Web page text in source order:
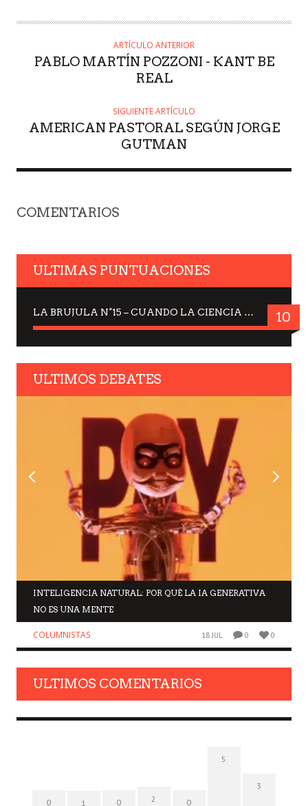
ARTÍCULO ANTERIOR
PABLO MARTÍN POZZONI - KANT BE
REAL
SIGUIENTE ARTÍCULO
AMERICAN PASTORAL SEGÚN JORGE
GUTMAN
COMENTARIOS
ULTIMAS PUNTUACIONES
LA BRUJULA N°15 – CUANDO LA CIENCIA MIRA AL CIELO, DRA. ELISABETH KÜBLER-ROSS 10
ULTIMOS DEBATES
INTELIGENCIA NATURAL: POR QUÉ LA IA GENERATIVA
NO ES UNA MENTE
COLUMNISTAS 18 JUL 0 0
ULTIMOS COMENTARIOS
0 1 0 2 0
5
3